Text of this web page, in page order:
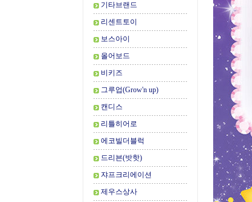
기타브랜드
리센트토이
보스아이
올어보드
비키즈
그루업(Grow'n up)
캔디스
리틀히어로
에코빌더블럭
드리븐(밧핫)
쟈프크리에이션
제우스상사